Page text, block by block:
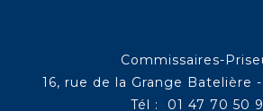
Commissaires-
16, rue de la Grange Batelière
Tél : 01 47 70 50